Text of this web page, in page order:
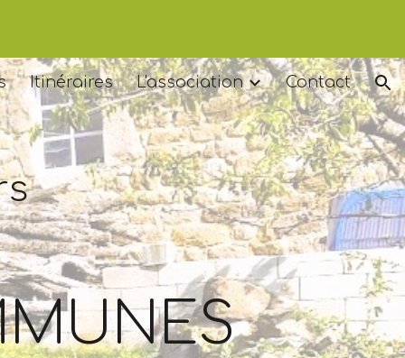
Itinéraires L'association Contact